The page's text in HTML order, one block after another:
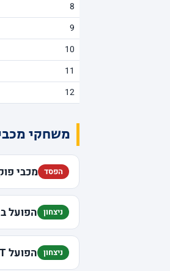
8
9
10
11
12
משחקי
הפסד מכבי
ניצחון הפועל
ניצחון הפועל U-NET חולון - מכבי פוקס תל אביב